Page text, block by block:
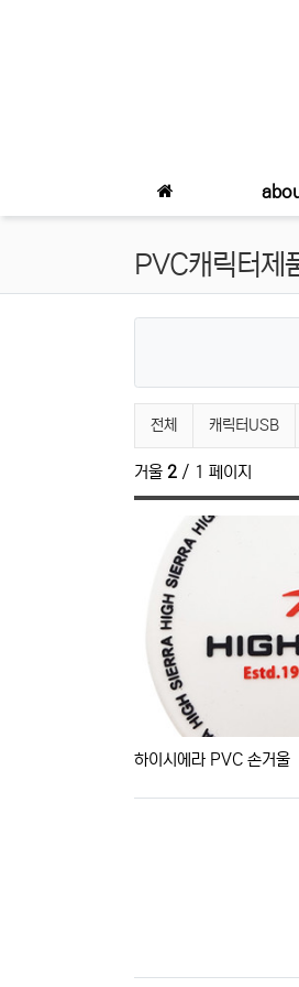
PVC캐릭터제
PVC캐릭터제
전체 캐릭터USB
거울 2 / 1 페이지
하이시에라 PVC 손거울